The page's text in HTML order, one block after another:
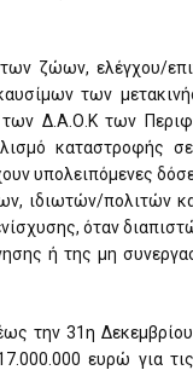
των ζώων, ελέγχου/
των
των Δ.Α.Ο.Κ των
καταστροφής
υπολειπόμενες
ιδιωτών/πολιτών
όταν
ή της μη
την 31η
ευρώ για